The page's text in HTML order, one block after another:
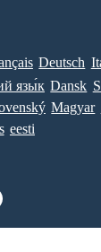
Deutsch
язы́к Dansk
Magyar
eesti